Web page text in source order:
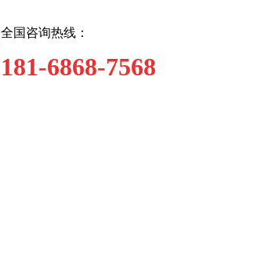
全国咨询热线：
181-6868-7568